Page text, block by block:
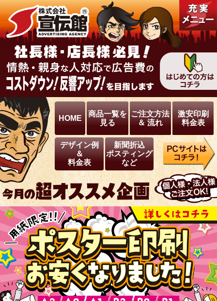
HOME
商品一覧を
見る
ご注文方法
＆ 流れ
激安印刷
料金表
デザイン例
＆
料金表
新聞折込
ポスティング
など